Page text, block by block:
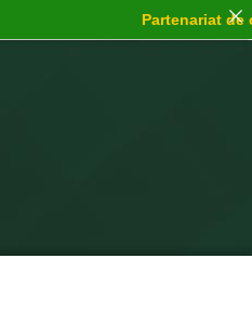
Partenariat de choc